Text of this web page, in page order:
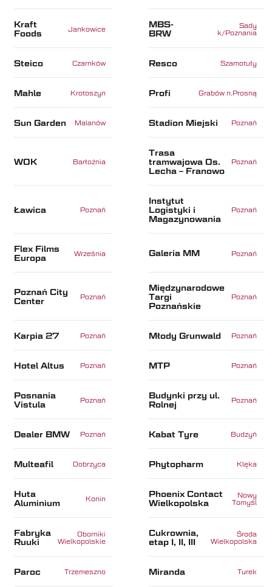
Kraft
Foods
Jankowice
MBS-
BRW
Sady
k/Poznania
Steico Czarnków Resco Szamotuły
Mahle Krotoszyn Profi Grabów n.Prosną
Sun Garden Malanów Stadion Miejski Poznań
WOK Barłożnia
Trasa
tramwajowa Os.
Lecha – Franowo
Poznań
Ławica Poznań
Instytut
Logistyki i
Magazynowania
Poznań
Flex Films
Europa
Września Galeria MM Poznań
Poznań City
Center
Poznań
Międzynarodowe
Targi
Poznańskie
Poznań
Karpia 27 Poznań Młody Grunwald Poznań
Hotel Altus Poznań MTP Poznań
Posnania
Vistula
Poznań
Budynki przy ul.
Rolnej
Poznań
Dealer BMW Poznań Kabat Tyre Budzyń
Multeafil Dobrzyca Phytopharm Klęka
Huta
Aluminium
Konin
Phoenix Contact
Wielkopolska
Nowy
Tomyśl
Fabryka
Ruuki
Oborniki
Wielkopolskie
Cukrownia,
etap I, II, III
Środa
Wielkopolska
Paroc Trzemeszno Miranda Turek